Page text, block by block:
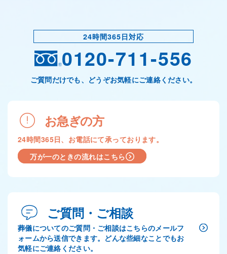
24時間365日対応
0120-711-556
ご質問だけでも、どうぞお気軽にご連絡ください。
お急ぎの方
24時間365日、お電話にて承っております。
万が一のときの流れはこちら
ご質問・ご相談
葬儀についてのご質問・ご相談はこちらのメールフ
ォームから送信できます。どんな些細なことでもお
気軽にご連絡ください。